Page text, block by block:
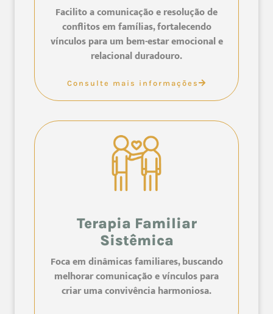
Facilito a comunicação e resolução de
conflitos em famílias, fortalecendo
vínculos para um bem-estar emocional e
relacional duradouro.
Consulte mais informações
Terapia Familiar
Sistêmica
Foca em dinâmicas familiares, buscando
melhorar comunicação e vínculos para
criar uma convivência harmoniosa.